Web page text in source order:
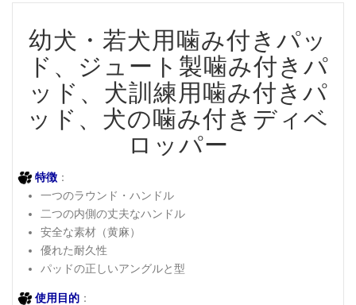
幼犬・若犬用噛み付きパッ
ド、ジュート製噛み付きパ
ッド、犬訓練用噛み付きパ
ッド、犬の噛み付きディベ
ロッパー
特徴 ：
一つのラウンド・ハンドル
二つの内側の丈夫なハンドル
安全な素材（黄麻）
優れた耐久性
パッドの正しいアングルと型
使用目的 ：